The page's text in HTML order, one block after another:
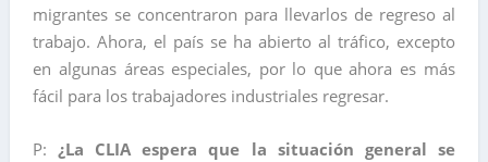
migrantes se concentraron para llevarlos de regreso al
trabajo. Ahora, el país se ha abierto al tráfico, excepto
en algunas áreas especiales, por lo que ahora es más
fácil para los trabajadores industriales regresar.
P:¿La CLIA espera que la situación general se